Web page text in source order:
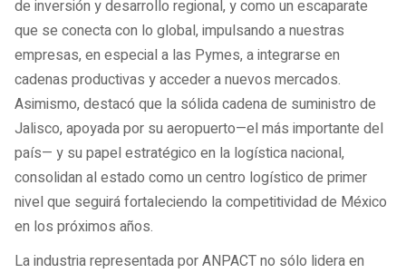
de inversión y desarrollo regional, y como un escaparate
que se conecta con lo global, impulsando a nuestras
empresas, en especial a las Pymes, a integrarse en
cadenas productivas y acceder a nuevos mercados.
Asimismo, destacó que la sólida cadena de suministro de
Jalisco, apoyada por su aeropuerto—el más importante del
país— y su papel estratégico en la logística nacional,
consolidan al estado como un centro logístico de primer
nivel que seguirá fortaleciendo la competitividad de México
en los próximos años.
La industria representada por ANPACT no sólo lidera en